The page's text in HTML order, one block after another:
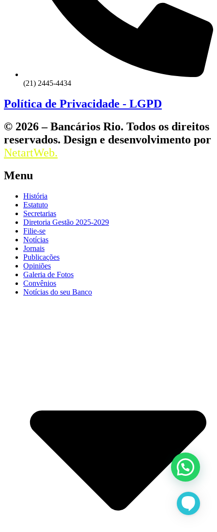
(21) 2445-4434
Política de Privacidade - LGPD
© 2026 – Bancários Rio. Todos os direitos
reservados. Design e desenvolvimento por
NetartWeb.
Menu
História
Estatuto
Secretarias
Diretoria Gestão 2025-2029
Filie-se
Notícias
Jornais
Publicações
Opiniões
Galeria de Fotos
Convênios
Notícias do seu Banco